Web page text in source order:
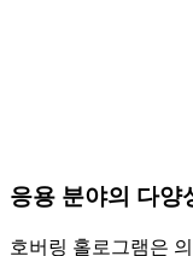
응용 분야의 다양
호버링 홀로그램은